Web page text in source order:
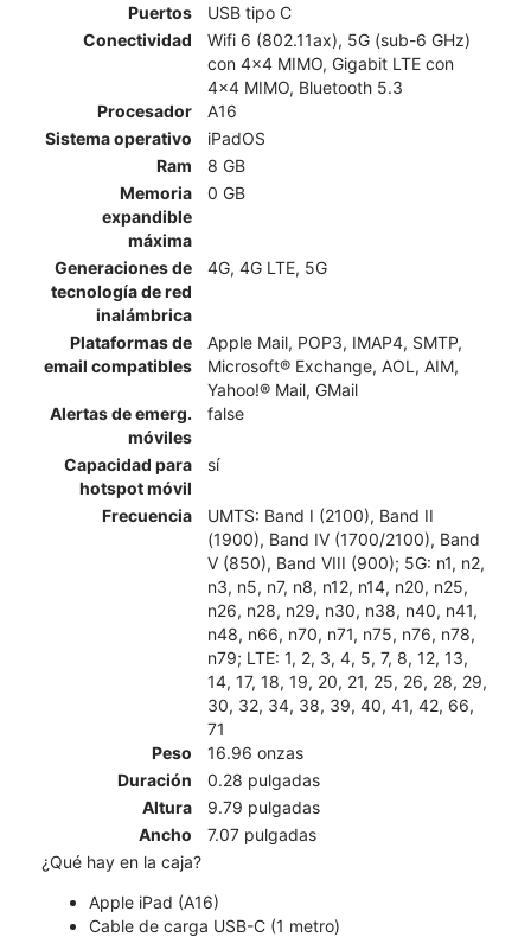
Puertos
USB tipo C
Conectividad
Wifi 6 (802.11ax), 5G (sub-6 GHz)
con 4x4 MIMO, Gigabit LTE con
4x4 MIMO, Bluetooth 5.3
Procesador
A16
Sistema operativo
iPadOS
Ram
8 GB
Memoria
expandible
máxima
0 GB
Generaciones de
tecnología de red
inalámbrica
4G, 4G LTE, 5G
Plataformas de
email compatibles
Apple Mail, POP3, IMAP4, SMTP,
Microsoft® Exchange, AOL, AIM,
Yahoo!® Mail, GMail
Alertas de emerg.
móviles
false
Capacidad para
hotspot móvil
sí
Frecuencia
UMTS: Band I (2100), Band II
(1900), Band IV (1700/2100), Band
V (850), Band VIII (900); 5G: n1, n2,
n3, n5, n7, n8, n12, n14, n20, n25,
n26, n28, n29, n30, n38, n40, n41,
n48, n66, n70, n71, n75, n76, n78,
n79; LTE: 1, 2, 3, 4, 5, 7, 8, 12, 13,
14, 17, 18, 19, 20, 21, 25, 26, 28, 29,
30, 32, 34, 38, 39, 40, 41, 42, 66,
71
Peso
16.96 onzas
Duración
0.28 pulgadas
Altura
9.79 pulgadas
Ancho
7.07 pulgadas
¿Qué hay en la caja?
Apple iPad (A16)
Cable de carga USB-C (1 metro)